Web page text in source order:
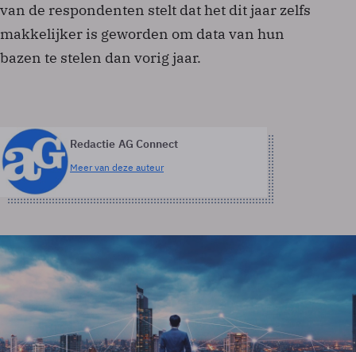
van de respondenten stelt dat het dit jaar zelfs
makkelijker is geworden om data van hun
bazen te stelen dan vorig jaar.
Redactie AG Connect
Meer van deze auteur